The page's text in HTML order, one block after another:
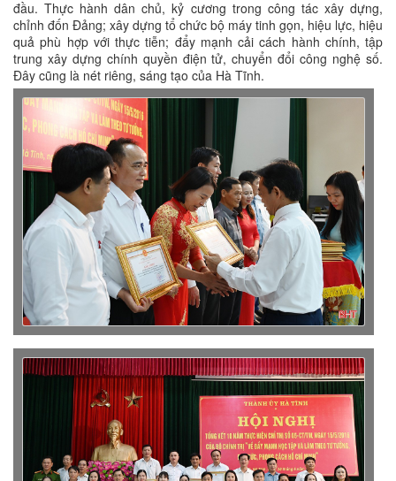
đầu. Thực hành dân chủ, kỷ cương trong công tác xây dựng,
chỉnh đốn Đảng; xây dựng tổ chức bộ máy tinh gọn, hiệu lực, hiệu
quả phù hợp với thực tiễn; đẩy mạnh cải cách hành chính, tập
trung xây dựng chính quyền điện tử, chuyển đổi công nghệ số.
Đây cũng là nét riêng, sáng tạo của Hà Tĩnh.